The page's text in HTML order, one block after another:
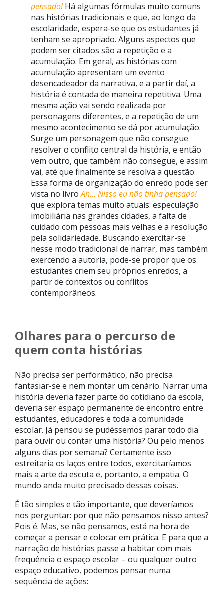
pensado!Há algumas fórmulas muito comuns
nas histórias tradicionais e que, ao longo da
escolaridade, espera-se que os estudantes já
tenham se apropriado. Alguns aspectos que
podem ser citados são a repetição e a
acumulação. Em geral, as histórias com
acumulação apresentam um evento
desencadeador da narrativa, e a partir daí, a
história é contada de maneira repetitiva. Uma
mesma ação vai sendo realizada por
personagens diferentes, e a repetição de um
mesmo acontecimento se dá por acumulação.
Surge um personagem que não consegue
resolver o conflito central da história, e então
vem outro, que também não consegue, e assim
vai, até que finalmente se resolva a questão.
Essa forma de organização do enredo pode ser
vista no livroAh… Nisso eu não tinha pensado!
que explora temas muito atuais: especulação
imobiliária nas grandes cidades, a falta de
cuidado com pessoas mais velhas e a resolução
pela solidariedade. Buscando exercitar-se
nesse modo tradicional de narrar, mas também
exercendo a autoria, pode-se propor que os
estudantes criem seu próprios enredos, a
partir de contextos ou conflitos
contemporâneos.
Olhares para o percurso de
quem conta histórias
Não precisa ser performático, não precisa
fantasiar-se e nem montar um cenário. Narrar uma
história deveria fazer parte do cotidiano da escola,
deveria ser espaço permanente de encontro entre
estudantes, educadores e toda a comunidade
escolar. Já pensou se pudéssemos parar todo dia
para ouvir ou contar uma história? Ou pelo menos
alguns dias por semana? Certamente isso
estreitaria os laços entre todos, exercitaríamos
mais a arte da escuta e, portanto, a empatia. O
mundo anda muito precisado dessas coisas.
É tão simples e tão importante, que deveríamos
nos perguntar: por que não pensamos nisso antes?
Pois é. Mas, se não pensamos, está na hora de
começar a pensar e colocar em prática. E para que a
narração de histórias passe a habitar com mais
frequência o espaço escolar – ou qualquer outro
espaço educativo, podemos pensar numa
sequência de ações: